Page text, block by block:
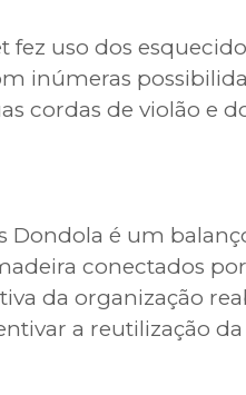
uso dos
inúmeras
cordas de violão e
Dondola é um
conectados
da organização
a reutilização